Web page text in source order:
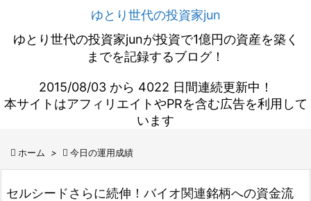
ゆとり世代の投資家jun
ゆとり世代の投資家junが投資で1億円の資産を築く
までを記録するブログ！
2015/08/03 から 4022 日間連続更新中！
本サイトはアフィリエイトやPRを含む広告を利用して
います
 ホーム >  今日の運用成績
セルシードさらに続伸！バイオ関連銘柄への資金流